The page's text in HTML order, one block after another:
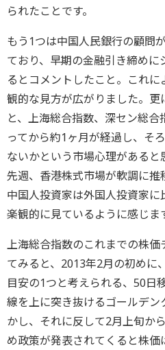
られたことです。
もう1つは中国人民銀行の顧問
ており、早期の金融引き締め
るとコメントしたこと。これ
観的な見方が広がりました。更
と、上海総合指数、深セン総
ってから約1ヶ月が経過し、そ
ないかという市場心理があると
先週、香港株式市場が軟調に推
中国人投資家は外国人投資家
楽観的に見ているように感じま
上海総合指数のこれまでの株
てみると、2013年2月の初めに
目安の1つと考えられる、50日
線を上に突き抜けるゴールデ
かし、それに反して2月上旬か
め政策が発表されてくると株